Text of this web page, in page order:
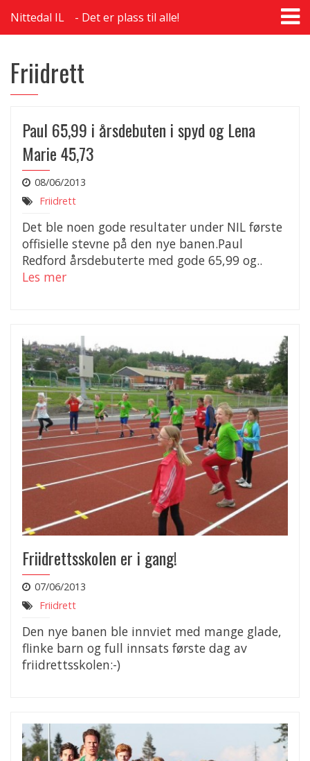
Nittedal IL Det er plass til alle!
Friidrett
Paul 65,99 i årsdebuten i spyd og Lena
Marie 45,73
08/06/2013
Friidrett
Det ble noen gode resultater under NIL første
offisielle stevne på den nye banen.Paul
Redford årsdebuterte med gode 65,99 og..
Les mer
Friidrettsskolen er i gang!
07/06/2013
Friidrett
Den nye banen ble innviet med mange glade,
flinke barn og full innsats første dag av
friidrettsskolen:-)